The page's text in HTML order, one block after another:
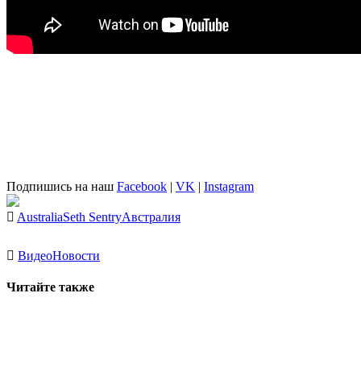
Подпишись на наш Facebook | VK | Instagram
AustraliaSeth SentryАвстралия
ВидеоНовости
Читайте также